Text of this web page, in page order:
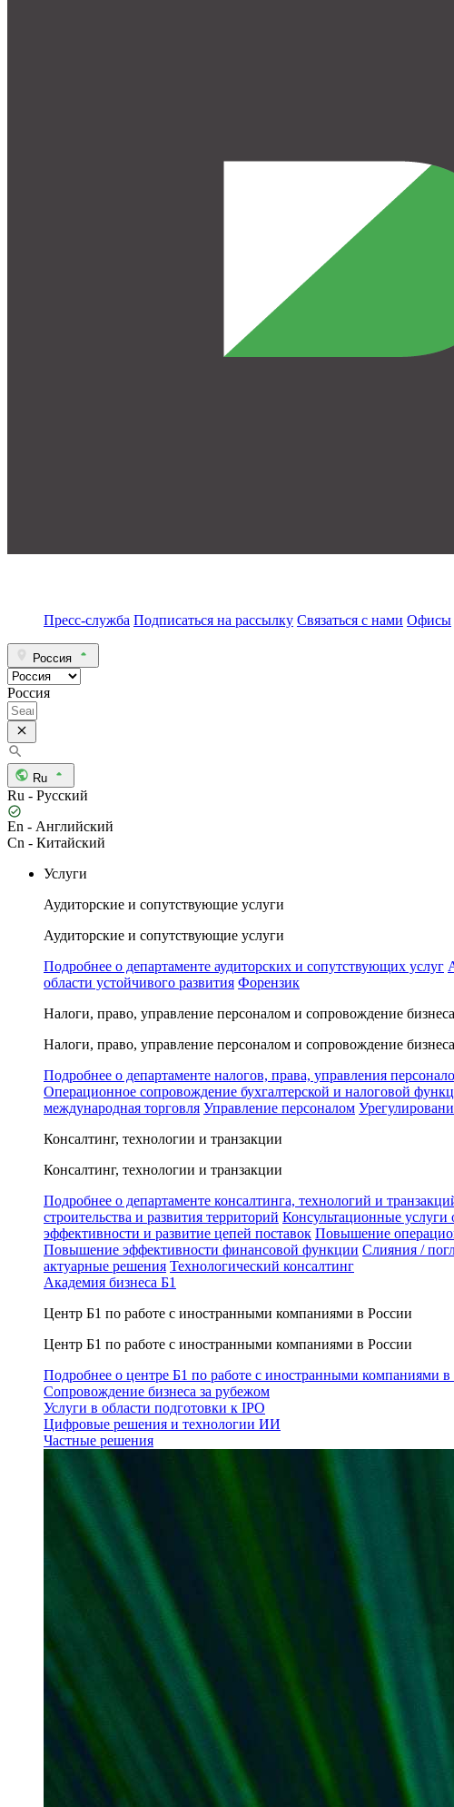
Пресс-служба Подписаться на рассылку Связаться с нами Офисы
Россия
Россия
Ru
Ru - Русский
En - Английский
Cn - Китайский
Услуги
Аудиторские и сопутствующие услуги
Аудиторские и сопутствующие услуги
Подробнее о департаменте аудиторских и сопутствующих услуг
области устойчивого развития Форензик
Налоги, право, управление персоналом и сопровождение бизнеса
Налоги, право, управление персоналом и сопровождение бизнеса
Подробнее о департаменте налогов, права, управления
Операционное сопровождение бухгалтерской и налоговой
международная торговля Управление персоналом
Консалтинг, технологии и транзакции
Консалтинг, технологии и транзакции
Подробнее о департаменте консалтинга, технологий и
строительства и развития территорий Консультационные услуги
эффективности и развитие цепей поставок Повышение
Повышение эффективности финансовой функции Слияния /
актуарные решения Технологический консалтинг
Академия бизнеса Б1
Центр Б1 по работе с иностранными компаниями в России
Центр Б1 по работе с иностранными компаниями в России
Подробнее о центре Б1 по работе с иностранными компаниями в
Сопровождение бизнеса за рубежом
Услуги в области подготовки к IPO
Цифровые решения и технологии ИИ
Частные решения